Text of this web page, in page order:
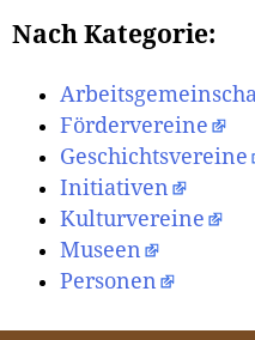
Nach Kategorie:
Fördervereine
Geschichtsvereine
Initiativen
Kulturvereine
Museen
Personen